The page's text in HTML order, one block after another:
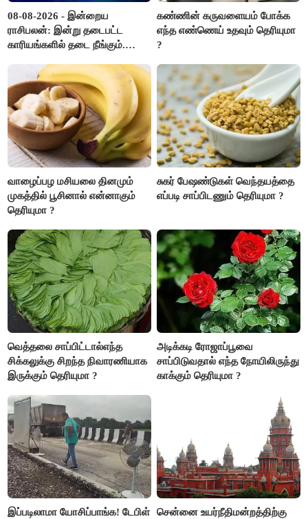
08-08-2026 - இன்றைய
ராசிபலன்: இன்று தடைபட்ட
காரியங்களில் தடை நீங்கும்.
இருக்கும். ஆன்மீக எண்ணம்
அதிகரிக்கும்..!
கண்ணின் கருவளையம் போக்க
எந்த எண்ணெய் உதவும் தெரியுமா
?
வாழைப்பழ மசியலை தினமும்
முகத்தில் பூசினால் என்னாகும்
தெரியுமா ?
சுகர் பேஷண்டுகள் வெந்தயத்தை
எப்படி சாப்பிடணும் தெரியுமா ?
வெத்தலை சாப்பிட்டால்எந்த
சிக்கலுக்கு சிறந்த நிவாரணியாக
இருக்கும் தெரியுமா ?
அடிக்கடி ரோஜாப்பூவை
சாப்பிடுவதால் எந்த நோயிலிருந்து
காக்கும் தெரியுமா ?
இப்படிலாமா யோசிப்பாங்க! டேபிள்
சென்னை உயர்நீதிமன்றத்திற்கு